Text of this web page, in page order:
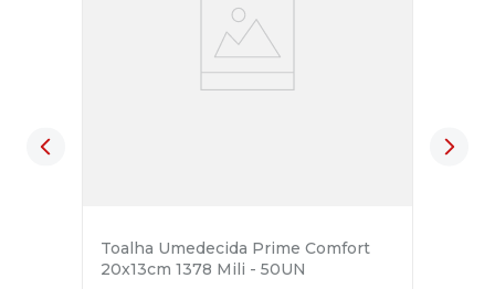
Toalha Umedecida Prime Comfort
20x13cm 1378 Mili - 50UN